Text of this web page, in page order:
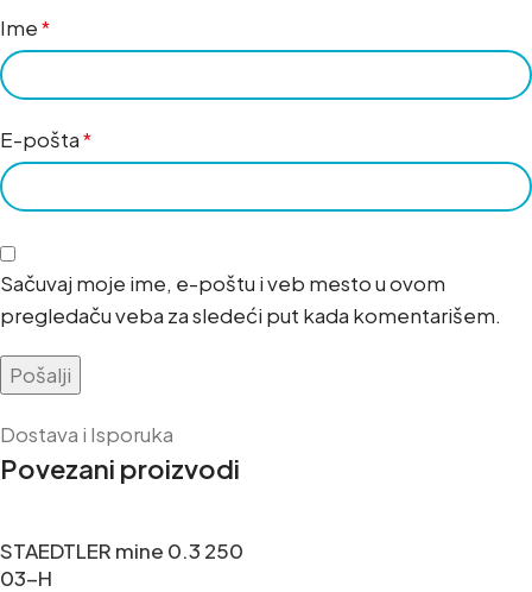
Ime*
E-pošta*
Sačuvaj moje ime, e-poštu i veb mesto u ovom
pregledaču veba za sledeći put kada komentarišem.
Dostava i Isporuka
Povezani proizvodi
STAEDTLER mine 0.3 250
03-H